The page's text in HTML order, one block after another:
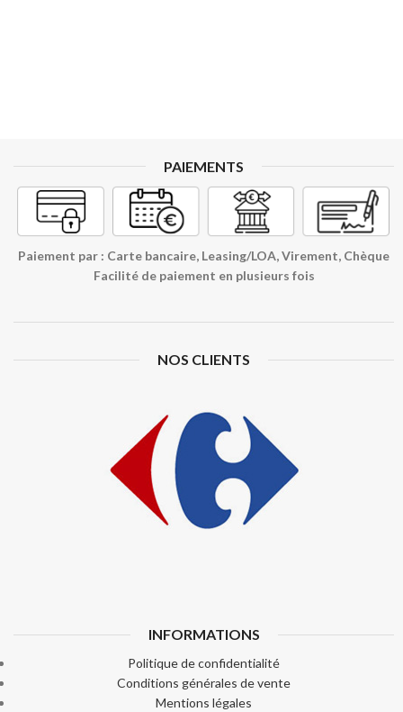
PAIEMENTS
Paiement par : Carte bancaire, Leasing/LOA, Virement, Chèque
Facilité de paiement en plusieurs fois
NOS CLIENTS
INFORMATIONS
Politique de confidentialité
Conditions générales de vente
Mentions légales